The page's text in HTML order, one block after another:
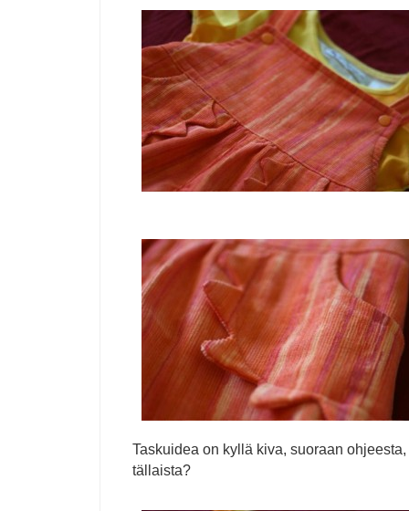
Taskuidea on kyllä kiva, suoraan
tällaista?